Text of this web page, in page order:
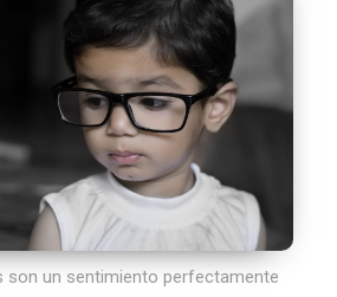
son un sentimiento perfectamente